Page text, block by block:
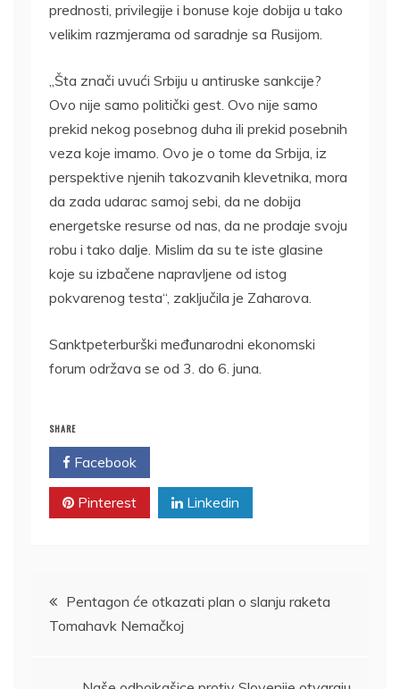
prednosti, privilegije i bonuse koje dobija u tako
velikim razmjerama od saradnje sa Rusijom.
„Šta znači uvući Srbiju u antiruske sankcije?
Ovo nije samo politički gest. Ovo nije samo
prekid nekog posebnog duha ili prekid posebnih
veza koje imamo. Ovo je o tome da Srbija, iz
perspektive njenih takozvanih klevetnika, mora
da zada udarac samoj sebi, da ne dobija
energetske resurse od nas, da ne prodaje svoju
robu i tako dalje. Mislim da su te iste glasine
koje su izbačene napravljene od istog
pokvarenog testa“, zaključila je Zaharova.
Sanktpeterburški međunarodni ekonomski
forum održava se od 3. do 6. juna.
SHARE
Facebook
Pinterest Linkedin
Kretanje
članka
Pentagon će otkazati plan o slanju raketa
Tomahavk Nemačkoj